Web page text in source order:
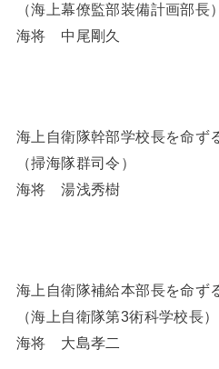
（海上幕僚監部装備計画部長）
海将 中尾剛久
海上自衛隊幹部学校長を命ず
（掃海隊群司令）
海将 湯浅秀樹
海上自衛隊補給本部長を命ず
（海上自衛隊第3術科学校長）
海将 大島孝二